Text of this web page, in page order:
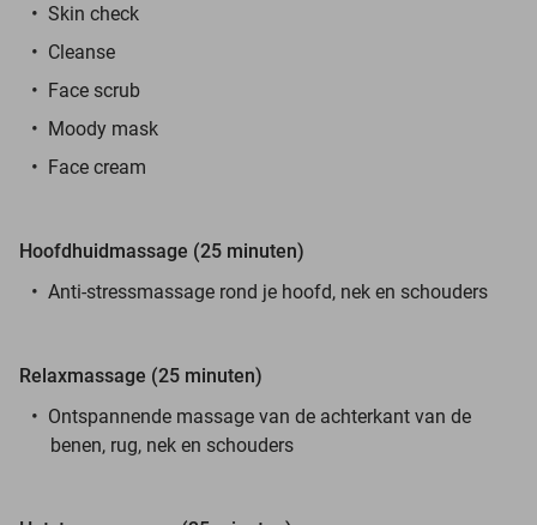
Skin check
Cleanse
Face scrub
Moody mask
Face cream
Hoofdhuidmassage (25 minuten)
Anti-stressmassage rond je hoofd, nek en schouders
Relaxmassage (25 minuten)
Ontspannende massage van de achterkant van de
benen, rug, nek en schouders